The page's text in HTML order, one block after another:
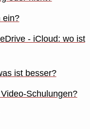
ein?
- iCloud: wo ist
ist besser?
Schulungen?